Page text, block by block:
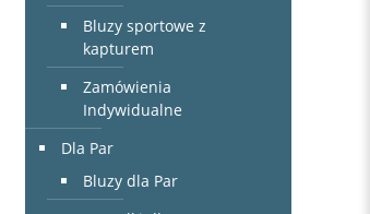
Bluzy sportowe z
kapturem
Zamówienia
Indywidualne
Dla Par
Bluzy dla Par